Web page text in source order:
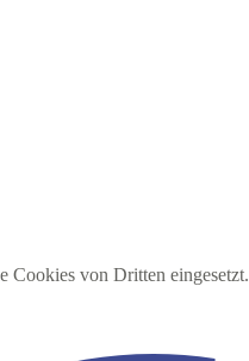
Cookies von Dritten eingesetzt.